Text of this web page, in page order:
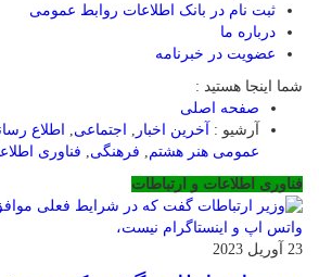
ثبت نام در بانک اطلاعات روابط عمومی
درباره ما
عضويت در خبرنامه
شما اینجا هستید :
صفحه اصلی
آرشیو :
آخرین اخبار اجتماعی اطلاع
عمومی هنر هشتم
فرهنگی
فناوری
فناوری اطلاعات و ارتباطات
23 آوریل 2023